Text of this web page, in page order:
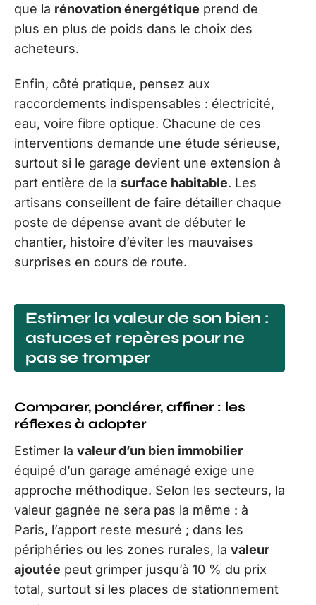
que la rénovation énergétique prend de
plus en plus de poids dans le choix des
acheteurs.
Enfin, côté pratique, pensez aux
raccordements indispensables : électricité,
eau, voire fibre optique. Chacune de ces
interventions demande une étude sérieuse,
surtout si le garage devient une extension à
part entière de la surface habitable. Les
artisans conseillent de faire détailler chaque
poste de dépense avant de débuter le
chantier, histoire d’éviter les mauvaises
surprises en cours de route.
Estimer la valeur de son bien :
astuces et repères pour ne
pas se tromper
Comparer, pondérer, affiner : les
réflexes à adopter
Estimer la valeur d’un bien immobilier
équipé d’un garage aménagé exige une
approche méthodique. Selon les secteurs, la
valeur gagnée ne sera pas la même : à
Paris, l’apport reste mesuré ; dans les
périphéries ou les zones rurales, la valeur
ajoutée peut grimper jusqu’à 10 % du prix
total, surtout si les places de stationnement